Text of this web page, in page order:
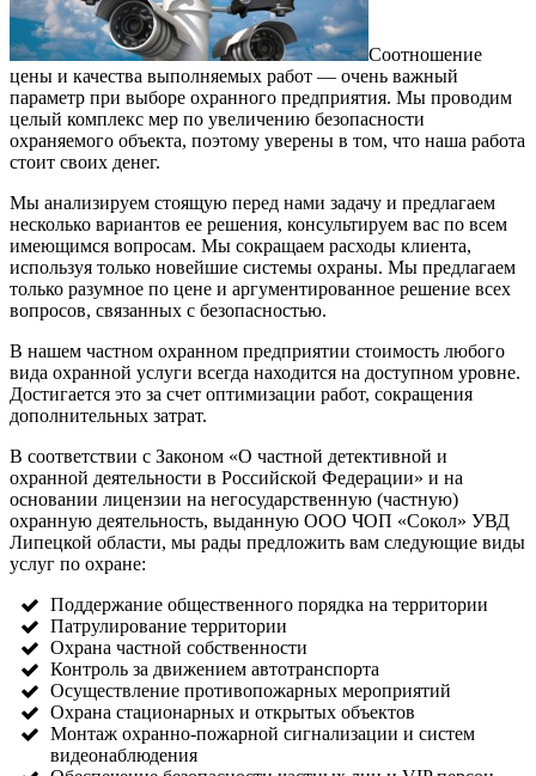
Соотношение
цены и качества выполняемых работ — очень важный
параметр при выборе охранного предприятия. Мы проводим
целый комплекс мер по увеличению безопасности
охраняемого объекта, поэтому уверены в том, что наша работа
стоит своих денег.
Мы анализируем стоящую перед нами задачу и предлагаем
несколько вариантов ее решения, консультируем вас по всем
имеющимся вопросам. Мы сокращаем расходы клиента,
используя только новейшие системы охраны. Мы предлагаем
только разумное по цене и аргументированное решение всех
вопросов, связанных с безопасностью.
В нашем частном охранном предприятии стоимость любого
вида охранной услуги всегда находится на доступном уровне.
Достигается это за счет оптимизации работ, сокращения
дополнительных затрат.
В соответствии с Законом «О частной детективной и
охранной деятельности в Российской Федерации» и на
основании лицензии на негосударственную (частную)
охранную деятельность, выданную ООО ЧОП «Сокол» УВД
Липецкой области, мы рады предложить вам следующие виды
услуг по охране:
Поддержание общественного порядка на территории
Патрулирование территории
Охрана частной собственности
Контроль за движением автотранспорта
Осуществление противопожарных мероприятий
Охрана стационарных и открытых объектов
Монтаж охранно-пожарной сигнализации и систем
видеонаблюдения